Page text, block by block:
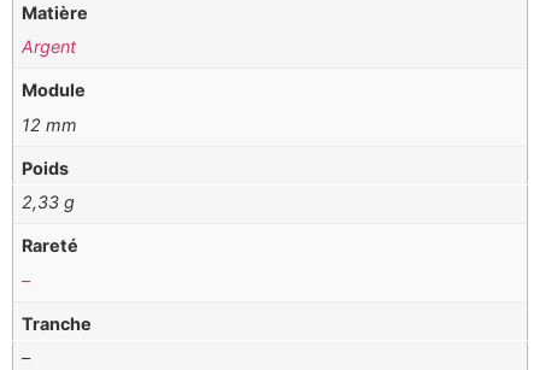
Matière
Argent
Module
12 mm
Poids
2,33 g
Rareté
–
Tranche
–